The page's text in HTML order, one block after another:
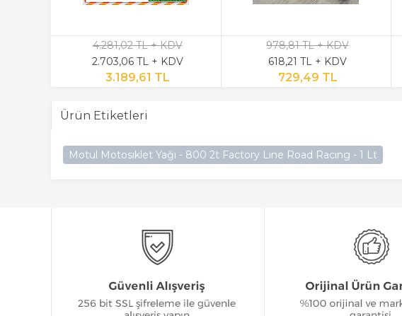
4.281,02 TL + KDV
2.703,06 TL + KDV
3.189,61 TL
978,81 TL + KDV
618,21 TL + KDV
729,49 TL
Ürün Etiketleri
Motul Motosıklet Yağı - 800 2t Factory Line Road Racing - 1 Lt